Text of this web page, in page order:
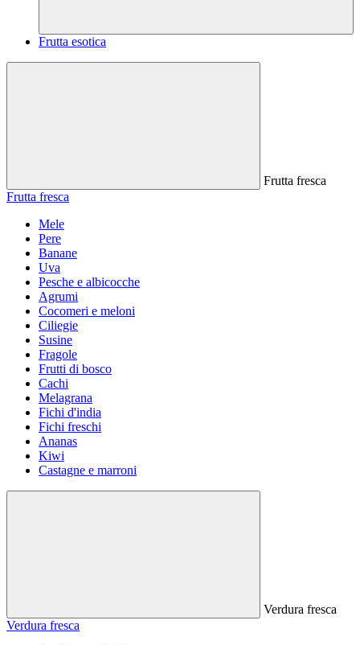
Frutta esotica
Frutta fresca
Frutta fresca
Mele
Pere
Banane
Uva
Pesche e albicocche
Agrumi
Cocomeri e meloni
Ciliegie
Susine
Fragole
Frutti di bosco
Cachi
Melagrana
Fichi d'india
Fichi freschi
Ananas
Kiwi
Castagne e marroni
Verdura fresca
Verdura fresca